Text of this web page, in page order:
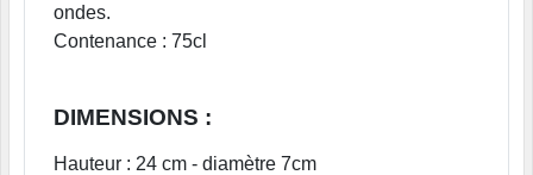
ondes.
Contenance : 75cl
DIMENSIONS :
Hauteur : 24 cm - diamètre 7cm